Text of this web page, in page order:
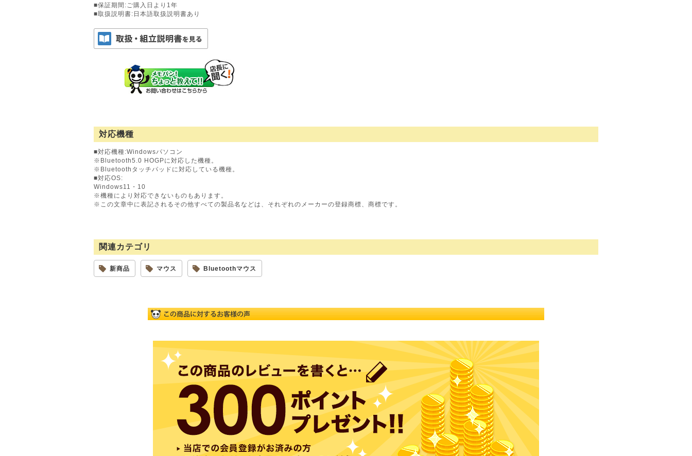
■保証期間:ご購入日より1年
■取扱説明書:日本語取扱説明書あり
対応機種
■対応機種:Windowsパソコン
※Bluetooth5.0 HOGPに対応した機種。
※Bluetoothタッチパッドに対応している機種。
■対応OS:
Windows11・10
※機種により対応できないものもあります。
※この文章中に表記されるその他すべての製品名などは、それぞれのメーカーの登録商標、商標です。
関連カテゴリ
新商品 マウス Bluetoothマウス